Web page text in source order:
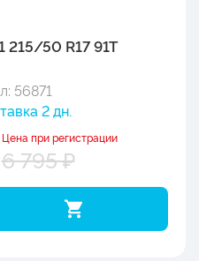
215/50 R17 91T
56871
2 дн.
Цена при регистрации
6 795 ₽